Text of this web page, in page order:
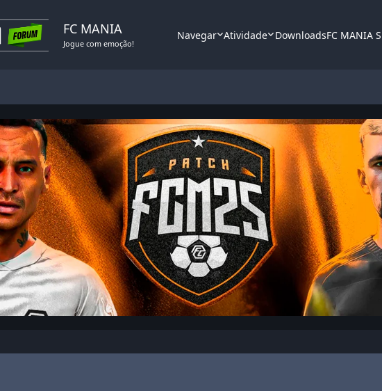
FC MANIA
Jogue com emoção!
Navegar Atividade DownloadsFC MANIA